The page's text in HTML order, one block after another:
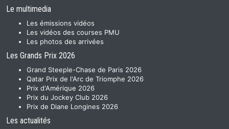
Le multimedia
Les émissions vidéos
Les vidéos des courses PMU
Les photos des arrivées
Les Grands Prix 2026
Grand Steeple-Chase de Paris 2026
Qatar Prix de l'Arc de Triomphe 2026
Prix d'Amérique 2026
Prix du Jockey Club 2026
Prix de Diane Longines 2026
Les actualités